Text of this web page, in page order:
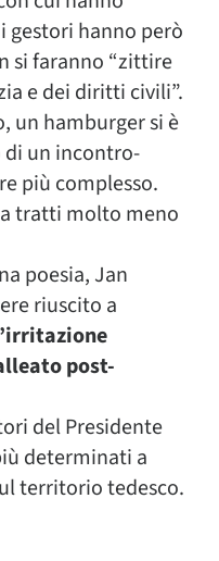
gestori hanno però
si faranno “zittire
e dei diritti civili”.
un hamburger si è
un incontro-
più complesso.
tratti molto meno
poesia, Jan
riuscito a
post-
del Presidente
determinati a
territorio tedesco.